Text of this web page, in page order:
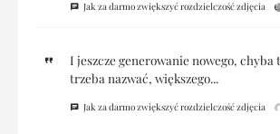
Jak za darmo zwiększyć rozdzielczość zdjęcia
I jeszcze generowanie nowego, chyba
trzeba nazwać, większego...
Jak za darmo zwiększyć rozdzielczość zdjęcia